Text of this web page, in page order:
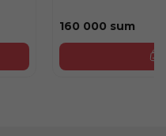
160 000 sum